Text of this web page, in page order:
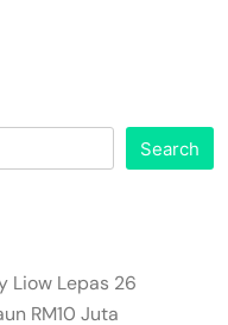
Search
Liow Lepas 26
RM10 Juta